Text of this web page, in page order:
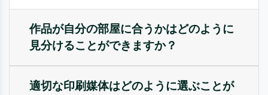
作品が自分の部屋に合うかはどのように
見分けることができますか？
適切な印刷媒体はどのように選ぶことが